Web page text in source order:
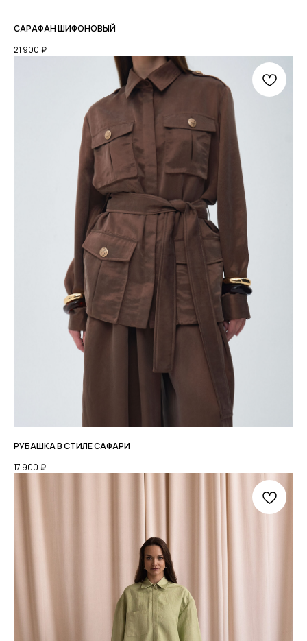
САРАФАН ШИФОНОВЫЙ
21 900 ₽
РУБАШКА В СТИЛЕ САФАРИ
17 900 ₽
PINTEREST
ВКОНТАКТЕ
+7 952 771 85 89
Мы онлайн с 9:00 до 19:00
LOOKBOOK